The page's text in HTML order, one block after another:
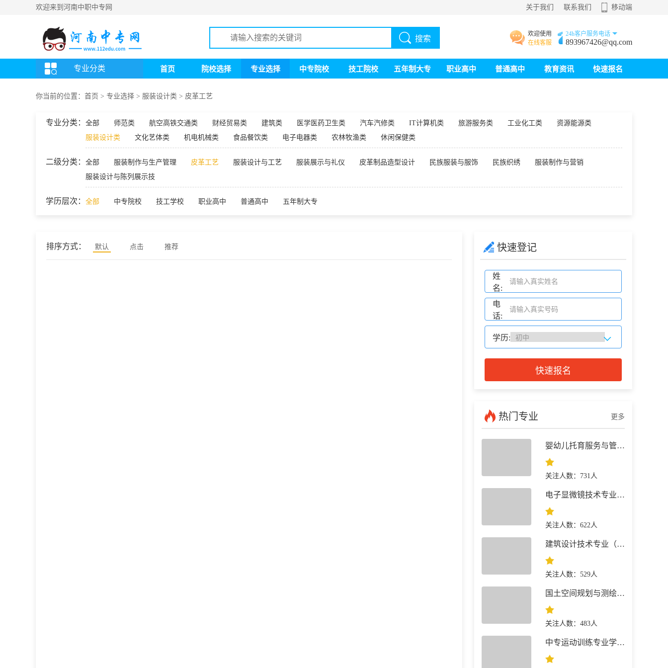
欢迎来到河南中职中专网 关于我们 联系我们 移动端
搜索
欢迎使用
在线客服
24h客户服务电话
893967426@qq.com
专业分类 首页 院校选择 专业选择 中专院校 技工院校 五年制大专 职业高中 普通高中 教育资讯 快速报名
你当前的位置： 首页 > 专业选择 > 服装设计类 > 皮革工艺
专业分类： 全部 师范类 航空高铁交通类 财经贸易类 建筑类 医学医药卫生类 汽车汽修类 IT计算机类 旅游服务类 工业化工类
资源能源类
服装设计类
文化艺体类 机电机械类 食品餐饮类 电子电器类 农林牧渔类 休闲保健类
二级分类： 全部 服装制作与生产管理 皮革工艺 服装设计与工艺 服装展示与礼仪 皮革制品造型设计 民族服装与服饰 民族织绣
服装制作与营销
服装设计与陈列展示技
学历层次： 全部 中专院校 技工学校 职业高中 普通高中 五年制大专
排序方式： 默认 点击 推荐 快速登记
姓
名:
电
话:
学历:
快速报名
热门专业 更多
婴幼儿托育服务与管理专业 就业前景
关注人数：731人
电子显微镜技术专业 就业前景
关注人数：622人
建筑设计技术专业（建筑+景观园林）简介
关注人数：529人
国土空间规划与测绘专业 就业前景
关注人数：483人
中专运动训练专业学什么